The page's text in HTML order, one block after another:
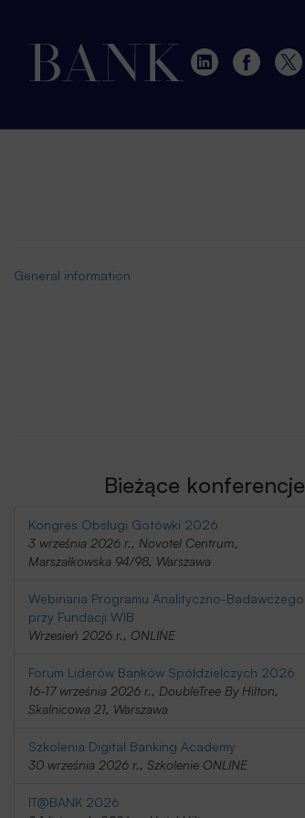
General information
Bieżące konferencje
Kongres Obsługi Gotówki 2026
3 września 2026 r., Novotel Centrum,
Marszałkowska 94/98, Warszawa
Webinaria Programu Analityczno-Badawczego
przy Fundacji WIB
Wrzesień 2026 r., ONLINE
Forum Liderów Banków Spółdzielczych 2026
16-17 września 2026 r., DoubleTree By Hilton,
Skalnicowa 21, Warszawa
Szkolenia Digital Banking Academy
30 września 2026 r., Szkolenie ONLINE
IT@BANK 2026